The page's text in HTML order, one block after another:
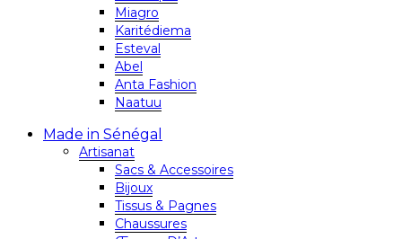
Miagro
Karitédiema
Esteval
Abel
Anta Fashion
Naatuu
Made in Sénégal
Artisanat
Sacs & Accessoires
Bijoux
Tissus & Pagnes
Chaussures